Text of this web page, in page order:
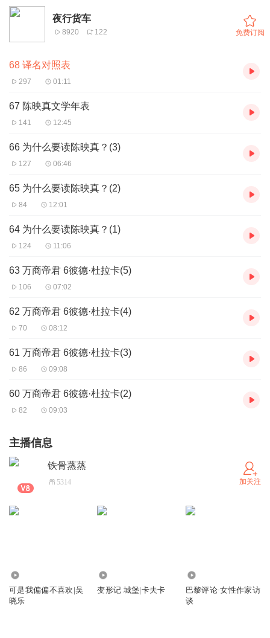
夜行货车
8920 122 免费订阅
68 译名对照表
297 01:11
67 陈映真文学年表
141 12:45
66 为什么要读陈映真？(3)
127 06:46
65 为什么要读陈映真？(2)
84 12:01
64 为什么要读陈映真？(1)
124 11:06
63 万商帝君 6彼德·杜拉卡(5)
106 07:02
62 万商帝君 6彼德·杜拉卡(4)
70 08:12
61 万商帝君 6彼德·杜拉卡(3)
86 09:08
60 万商帝君 6彼德·杜拉卡(2)
82 09:03
主播信息
铁骨蒸蒸
5314 加关注
可是我偏偏不喜欢|吴
晓乐
变形记 城堡|卡夫卡
巴黎评论·女性作家访
谈